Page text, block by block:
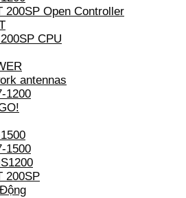
200SP Open Controller
CPU
antennas
1200
1500
200SP